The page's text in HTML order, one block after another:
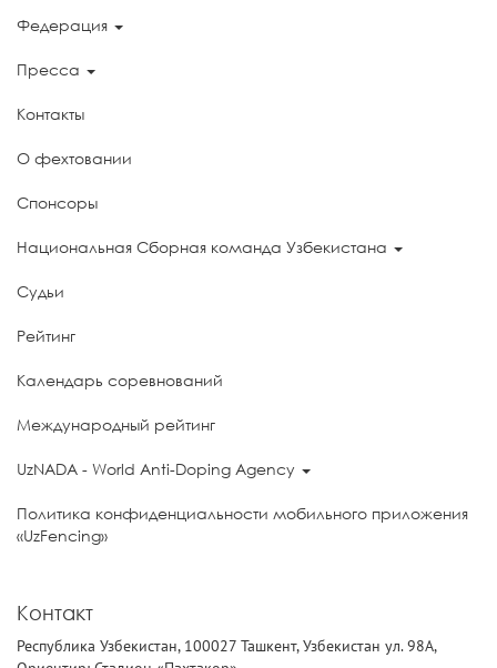
Федерация
Пресса
Контакты
О фехтовании
Спонсоры
Национальная Сборная команда Узбекистана
Судьи
Рейтинг
Календарь соревнований
Международный рейтинг
UzNADA - World Anti-Doping Agency
Политика конфиденциальности мобильного приложения
«UzFencing»
Контакт
Республика Узбекистан, 100027 Ташкент, Узбекистан ул. 98А,